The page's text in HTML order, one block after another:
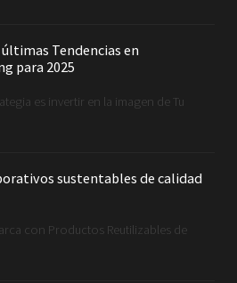
últimas Tendencias en
para 2025
es invertir en la imagen de Tu
sustentables de calidad
con Productos Reutilizables de